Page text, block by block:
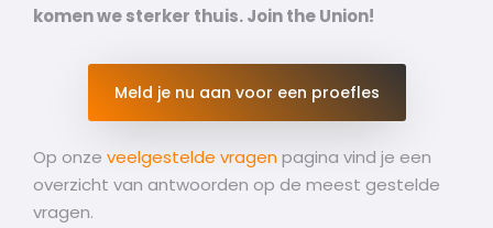
komen we sterker thuis. Join the Union!
Meld je nu aan voor een proefles
Op onze veelgestelde vragen pagina vind je een
overzicht van antwoorden op de meest gestelde
vragen.